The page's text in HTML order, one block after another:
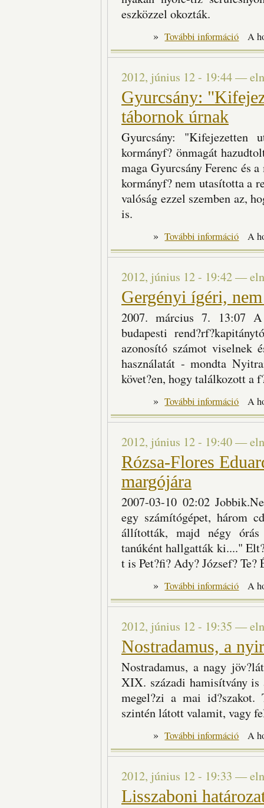
eszközzel okozták.
» További információ FélA
2012, június 12 - 19:44—
Gyurcsány:
tábornok úrnak
Gyurcsány: "Kifejezetten
kormányf? önmagát
maga Gyurcsány Ferenc és
kormányf? nem utasította a
valóság ezzel szemben az,
is.
» További információ A
2012, június 12 - 19:42—
Gergényi ígéri,
2007. március 7. 13:07
budapesti
azonosító számot viselnek
használatát - mondta
követ?en, hogy találkozott a
» További információ A
2012, június 12 - 19:40—
Rózsa-Flores
margójára
2007-03-10 02:02
egy számítógépet, három
állították, majd négy órás
tanúként hallgatták ki...."
t is Pet?fi? Ady? József?
» További információ Rózsa-
A
2012, június 12 - 19:35 —
Nostradamus, a
Nostradamus, a nagy
XIX. századi hamisítvány
megel?zi a mai
szintén látott valamit, vagy
» További információ A
2012, június 12 - 19:33 —
Lisszaboni